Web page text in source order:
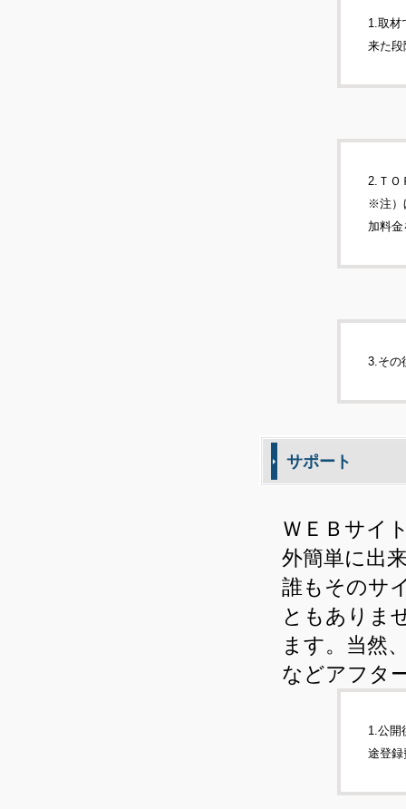
1.取材
来た段
2.ＴＯ
※注）
加料
3.その
サポート
ＷＥＢサイ
外簡単に出
誰もそのサ
ともありま
ます。当然
などアフタ
1.公開
途登録